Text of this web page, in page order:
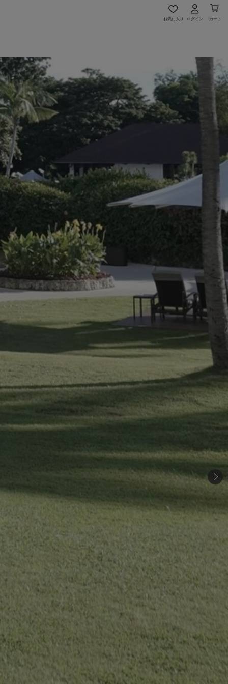
お気に入り ログイン カート